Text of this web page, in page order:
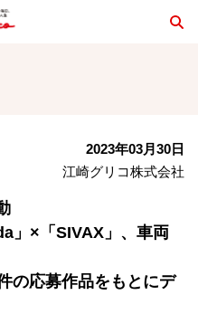
2023年03月30日
江崎グリコ株式会社
」×「SIVAX」、車両
の応募作品をもとにデ